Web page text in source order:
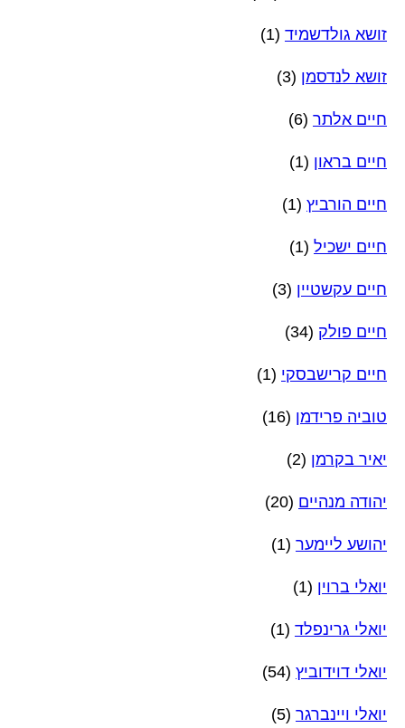
זושא גולדשמיד (1)
זושא לנדסמן (3)
חיים אלתר (6)
חיים בראון (1)
חיים הורביץ (1)
חיים ישכיל (1)
חיים עקשטיין (3)
חיים פולק (34)
חיים קרישבסקי (1)
טוביה פרידמן (16)
יאיר בקרמן (2)
יהודה מנהיים (20)
יהושע ליימער (1)
יואלי ברוין (1)
יואלי גרינפלד (1)
יואלי דוידוביץ (54)
יואלי ויינברגר (5)